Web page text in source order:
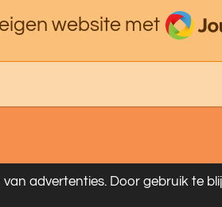
advertenties. Door gebruik te
website met